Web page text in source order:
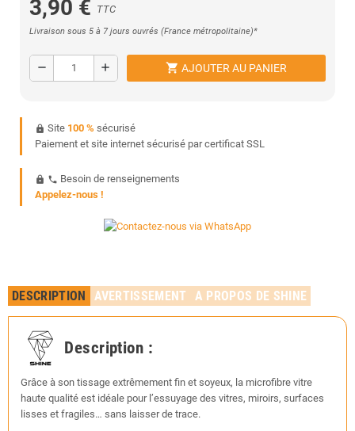
3,90 € TTC
Livraison sous 5 à 7 jours ouvrés (France métropolitaine)*
remove add shopping_cart AJOUTER AU PANIER
https Site 100 % sécurisé
Paiement et site internet sécurisé par certificat SSL
https phone Besoin de renseignements
Appelez-nous !
DESCRIPTION AVERTISSEMENT A PROPOS DE SHINE
Description :
Grâce à son tissage extrêmement fin et soyeux, la microfibre vitre
haute qualité est idéale pour l’essuyage des vitres, miroirs, surfaces
lisses et fragiles… sans laisser de trace.